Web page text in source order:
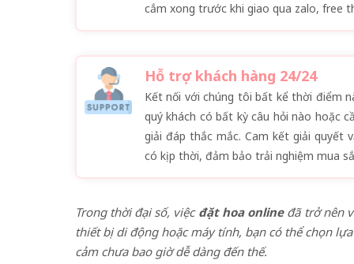
cắm xong trước khi giao qua zalo, free
Hỗ trợ khách hàng 24/24
Kết nối với chúng tôi bất kể thời điểm
quý khách có bất kỳ câu hỏi nào hoặc
giải đáp thắc mắc. Cam kết giải quyết
có kịp thời, đảm bảo trải nghiệm mua
Trong thời đại số, việc đặt hoa onlineđã trở nên
thiết bị di động hoặc máy tính, bạn có thể chọn
cảm chưa bao giờ dễ dàng đến thế.